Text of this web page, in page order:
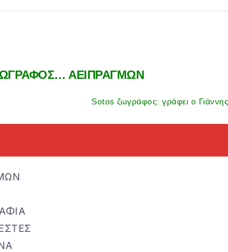
ΑΕΙΠΡΑΓΜΩΝ
Sotos ζωγράφος: γράφει ο